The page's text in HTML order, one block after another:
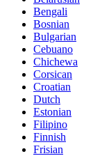
Bengali
Bosnian
Bulgarian
Cebuano
Chichewa
Corsican
Croatian
Dutch
Estonian
Filipino
Finnish
Frisian